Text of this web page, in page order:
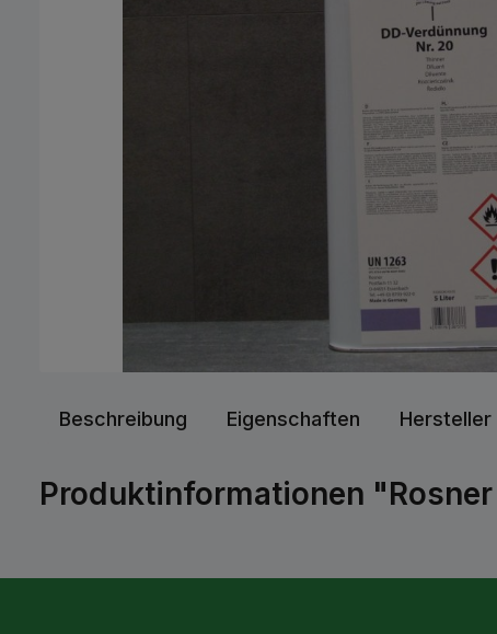
Beschreibung Eigenschaften Hersteller
Produktinformationen